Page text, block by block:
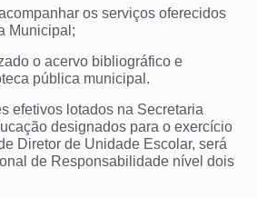
os serviços oferecidos
Municipal;
o acervo bibliográfico e
pública municipal.
efetivos lotados na Secretaria
designados para o exercício
Diretor de Unidade Escolar, será
de Responsabilidade nível dois